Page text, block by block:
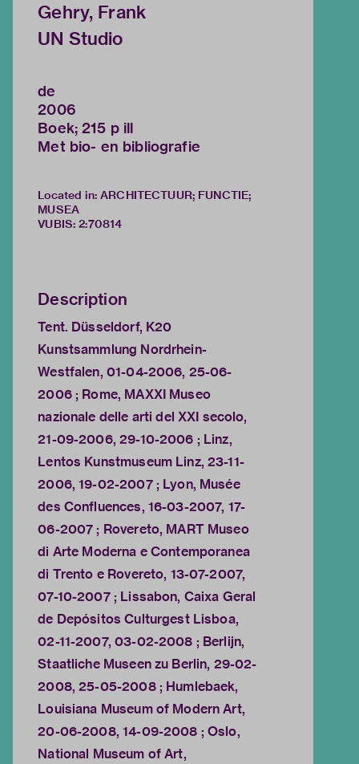
Gehry, Frank
UN Studio
de
2006
Boek; 215 p ill
Met bio- en bibliografie
Located in: ARCHITECTUUR; FUNCTIE;
MUSEA
VUBIS: 2:70814
Description
Tent. Düsseldorf, K20
Kunstsammlung Nordrhein-
Westfalen, 01-04-2006, 25-06-
2006 ; Rome, MAXXI Museo
nazionale delle arti del XXI secolo,
21-09-2006, 29-10-2006 ; Linz,
Lentos Kunstmuseum Linz, 23-11-
2006, 19-02-2007 ; Lyon, Musée
des Confluences, 16-03-2007, 17-
06-2007 ; Rovereto, MART Museo
di Arte Moderna e Contemporanea
di Trento e Rovereto, 13-07-2007,
07-10-2007 ; Lissabon, Caixa Geral
de Depósitos Culturgest Lisboa,
02-11-2007, 03-02-2008 ; Berlijn,
Staatliche Museen zu Berlin, 29-02-
2008, 25-05-2008 ; Humlebaek,
Louisiana Museum of Modern Art,
20-06-2008, 14-09-2008 ; Oslo,
National Museum of Art,